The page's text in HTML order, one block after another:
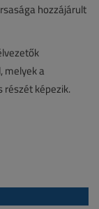
hozzájárult
melyek a
részét képezik.